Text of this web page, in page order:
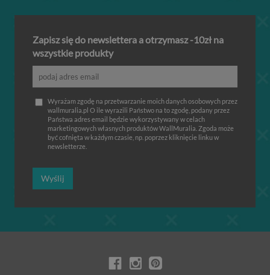
Zapisz się do newslettera a otrzymasz -10zł na
wszystkie produkty
Wyrażam zgodę na przetwarzanie moich danych osobowych przez
wallmuralia.pl O ile wyrazili Państwo na to zgodę, podany przez
Państwa adres email będzie wykorzystywany w celach
marketingowych własnych produktów WallMuralia. Zgoda może
być cofnięta w każdym czasie, np. poprzez kliknięcie linku w
newsletterze.
Wyślij